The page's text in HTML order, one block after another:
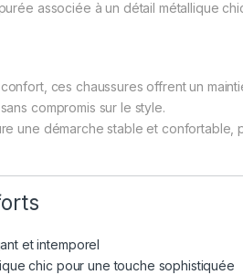
associée à un détail métallique
ces chaussures offrent un
compromis sur le style.
une démarche stable et confortable,
et intemporel
chic pour une touche sophistiquée